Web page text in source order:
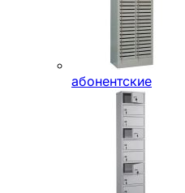
абонентские